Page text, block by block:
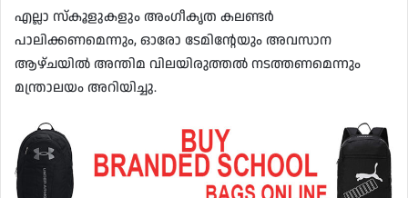
എല്ലാ സ്കൂളുകളും അംഗീകൃത കലണ്ടർ
പാലിക്കണമെന്നും, ഓരോ ടേമിൻ്റേയും അവസാന
ആഴ്ചയിൽ അന്തിമ വിലയിരുത്തൽ നടത്തണമെന്നും
മന്ത്രാലയം അറിയിച്ചു.